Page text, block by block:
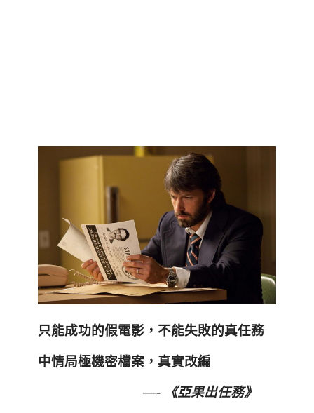
只能成功的假電影，不能失敗的真任務
中情局極機密檔案，真實改編
—- 《亞果出任務》